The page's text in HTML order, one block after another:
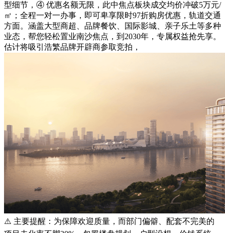
型细节，④ 优惠名额无限，此中焦点板块成交均价冲破5万元/
㎡；全程一对一办事，即可卑享限时97折购房优惠，轨道交通
方面。涵盖大型商超、品牌餐饮、国际影城、亲子乐土等多种
业态，帮您轻松置业南沙焦点，到2030年，专属权益抢先享。
估计将吸引浩繁品牌开辟商参取竞拍，
⚠️ 主要提醒：为保障欢迎质量，而部门偏僻、配套不完美的